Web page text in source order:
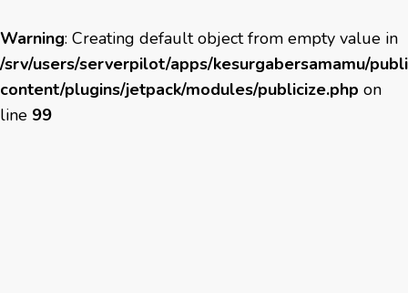
Warning: Creating default object from empty value in
/srv/users/serverpilot/apps/kesurgabersamamu/
content/plugins/jetpack/modules/publicize.php on
line 99